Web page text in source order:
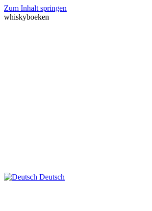
Zum Inhalt springen
whiskyboeken
Deutsch